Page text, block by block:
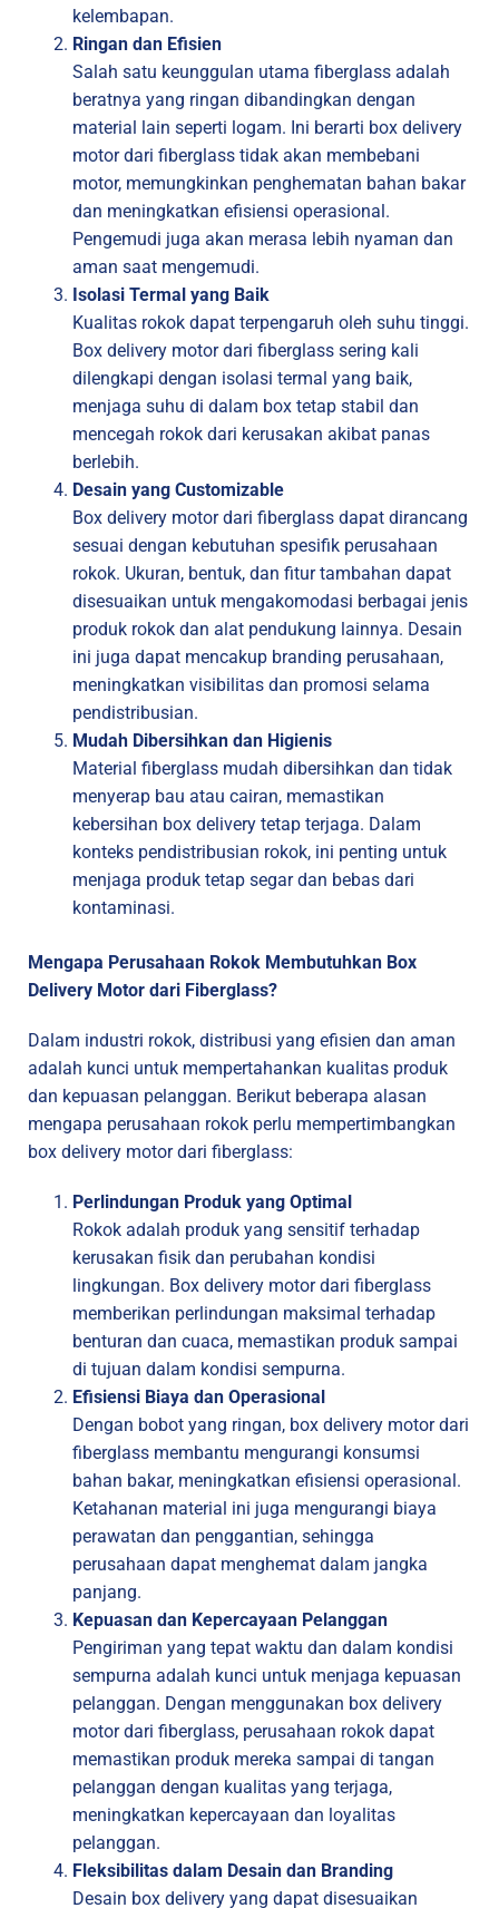
kelembapan.
Ringan dan Efisien
Salah satu keunggulan utama fiberglass adalah
beratnya yang ringan dibandingkan dengan
material lain seperti logam. Ini berarti box delivery
motor dari fiberglass tidak akan membebani
motor, memungkinkan penghematan bahan bakar
dan meningkatkan efisiensi operasional.
Pengemudi juga akan merasa lebih nyaman dan
aman saat mengemudi.
Isolasi Termal yang Baik
Kualitas rokok dapat terpengaruh oleh suhu tinggi.
Box delivery motor dari fiberglass sering kali
dilengkapi dengan isolasi termal yang baik,
menjaga suhu di dalam box tetap stabil dan
mencegah rokok dari kerusakan akibat panas
berlebih.
Desain yang Customizable
Box delivery motor dari fiberglass dapat dirancang
sesuai dengan kebutuhan spesifik perusahaan
rokok. Ukuran, bentuk, dan fitur tambahan dapat
disesuaikan untuk mengakomodasi berbagai jenis
produk rokok dan alat pendukung lainnya. Desain
ini juga dapat mencakup branding perusahaan,
meningkatkan visibilitas dan promosi selama
pendistribusian.
Mudah Dibersihkan dan Higienis
Material fiberglass mudah dibersihkan dan tidak
menyerap bau atau cairan, memastikan
kebersihan box delivery tetap terjaga. Dalam
konteks pendistribusian rokok, ini penting untuk
menjaga produk tetap segar dan bebas dari
kontaminasi.
Mengapa Perusahaan Rokok Membutuhkan Box
Delivery Motor dari Fiberglass?
Dalam industri rokok, distribusi yang efisien dan aman
adalah kunci untuk mempertahankan kualitas produk
dan kepuasan pelanggan. Berikut beberapa alasan
mengapa perusahaan rokok perlu mempertimbangkan
box delivery motor dari fiberglass:
Perlindungan Produk yang Optimal
Rokok adalah produk yang sensitif terhadap
kerusakan fisik dan perubahan kondisi
lingkungan. Box delivery motor dari fiberglass
memberikan perlindungan maksimal terhadap
benturan dan cuaca, memastikan produk sampai
di tujuan dalam kondisi sempurna.
Efisiensi Biaya dan Operasional
Dengan bobot yang ringan, box delivery motor dari
fiberglass membantu mengurangi konsumsi
bahan bakar, meningkatkan efisiensi operasional.
Ketahanan material ini juga mengurangi biaya
perawatan dan penggantian, sehingga
perusahaan dapat menghemat dalam jangka
panjang.
Kepuasan dan Kepercayaan Pelanggan
Pengiriman yang tepat waktu dan dalam kondisi
sempurna adalah kunci untuk menjaga kepuasan
pelanggan. Dengan menggunakan box delivery
motor dari fiberglass, perusahaan rokok dapat
memastikan produk mereka sampai di tangan
pelanggan dengan kualitas yang terjaga,
meningkatkan kepercayaan dan loyalitas
pelanggan.
Fleksibilitas dalam Desain dan Branding
Desain box delivery yang dapat disesuaikan